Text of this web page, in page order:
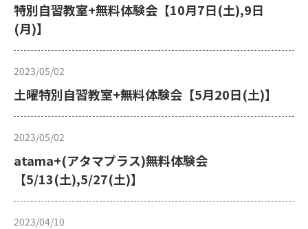
特別自習教室+無料体験会【10月7日(土),9日
(月)】
2023/05/02
土曜特別自習教室+無料体験会【5月20日(土)】
2023/05/02
atama+(アタマプラス)無料体験会
【5/13(土),5/27(土)】
2023/04/10